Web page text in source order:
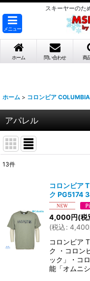
スキーヤーのた
メニュー
ホーム 問い合わせ 商
ホーム > コロンビア COLUMBIA
アパレル
13件
コロンビア
ク PG5174
4,000円(税
(税込: 4,400
コロンビア
ク ・コロン
ック」・コ
能「オムニ